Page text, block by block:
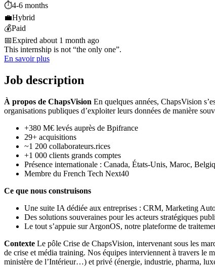
⏱️4-6 months
💼Hybrid
💰Paid
📅Expired about 1 month ago
This internship is not “the only one”.
En savoir plus
Job description
À propos de ChapsVision En quelques années, ChapsVision
organisations publiques d’exploiter leurs données de manière
+380 M€ levés auprès de Bpifrance
29+ acquisitions
~1 200 collaborateurs.rices
+1 000 clients grands comptes
Présence internationale : Canada, États-Unis, Maroc,
Membre du French Tech Next40
Ce que nous construisons
Une suite IA dédiée aux entreprises : CRM, Marketing
Des solutions souveraines pour les acteurs stratégiques
Le tout s’appuie sur ArgonOS, notre plateforme de
Contexte Le pôle Crise de ChapsVision, intervenant sous les
de crise et média training. Nos équipes interviennent à travers le
ministère de l’Intérieur…) et privé (énergie, industrie, pharma,